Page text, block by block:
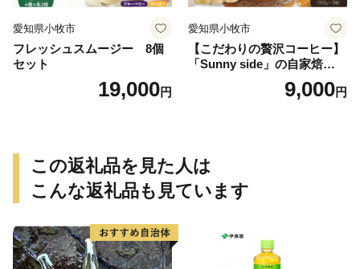
愛知県小牧市
フレッシュスムージー 8個
セット
19,000円
愛知県小牧市
【こだわりの贅沢コーヒー】
「Sunny side」の自家焙煎珈
琲ブレンド珈琲飲み比べセッ
9,000円
この返礼品を見た人は
こんな返礼品も見ています